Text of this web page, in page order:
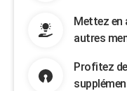
Mettez en
autres
Profitez